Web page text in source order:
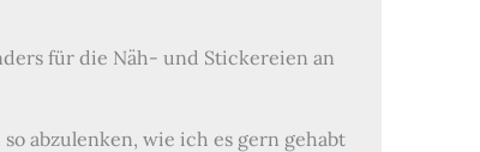
für die Näh- und Stickereien an
abzulenken, wie ich es gern gehabt